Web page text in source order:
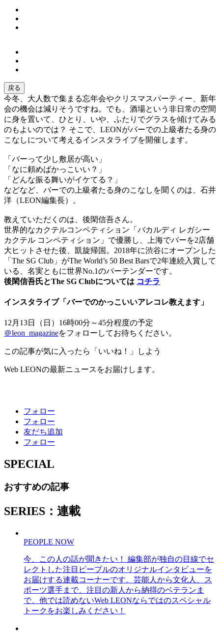
戻る
今冬、大人数で集まる忘年会やクリスマスパーティー、新年
会の機会は減りそうですね。でも、酒場という非日常の空間
に身を置いて、ひとり、いや、ふたりでグラスを傾けてみる
のもよいのでは？ そこで、LEONがバーでの上級者たる身の
こなしについて考えるインスタライブを開催します。
「バーって少し敷居が高い」
「なに頼めばかっこいい？」
「どんな振る舞いがイケてる？」
などなど、バーでの上級者たる身のこなしを聞くのは、石井
洋（LEON編集長）。
教えていただくのは、後閑信吾さん。
世界的なカクテルコンペティション「バカルディ レガシー
カクテル コンペティション」で優勝し、上海でバーを2店舗
大ヒットさせた後、凱旋帰国。2018年に渋谷にオープンした
「The SG Club」がThe World’s 50 Best Barsで2年連続入賞して
いる、名実ともに世界No.1のバーテンダーです。
後閑信吾氏とThe SG Clubについては コチラ
インスタライブ「バーでのかっこいいアレコレ教えます」
12月13日（日）16時00分～45分程度の予定
＠leon_magazineをフォローしてお待ちください。
この記事が気に入ったら「いいね！」しよう
Web LEONの最新ニュースをお届けします。
フォロー
フォロー
友だち追加
フォロー
SPECIAL
おすすめの記事
SERIES：連載
PEOPLE NOW
今、この人の話が聞きたい！ 編集部が独自の目線でセ
レクトした注目ピープルのオリジナルインタビューを
お届けする連載コーナーです。芸能人から文化人、ス
ポーツ選手まで、注目の新人から納得のベテランま
で、他では読めないWeb LEONならではのスペシャル
トークをお楽しみください！